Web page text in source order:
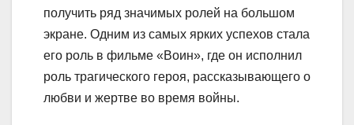
получить ряд значимых ролей на большом
экране. Одним из самых ярких успехов стала
его роль в фильме «Воин», где он исполнил
роль трагического героя, рассказывающего о
любви и жертве во время войны.